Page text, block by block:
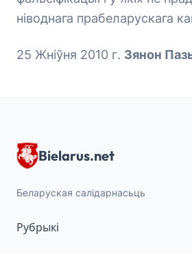
ніводнага прабеларускага
25 Жніўня 2010 г. Зянон
Bielarus.net
Беларуская салідарнасьць
Рубрыкі